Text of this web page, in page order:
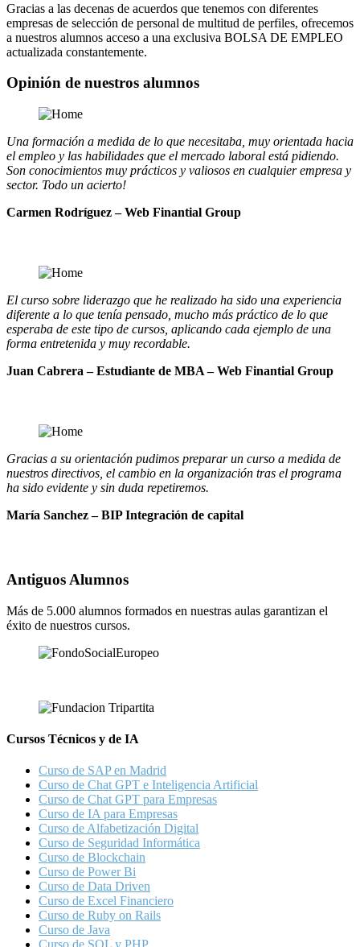
Gracias a las decenas de acuerdos que tenemos con diferentes
empresas de selección de personal de multitud de perfiles, ofrecemos
a nuestros alumnos acceso a una exclusiva BOLSA DE EMPLEO
actualizada constantemente.
Opinión de nuestros alumnos
Una formación a medida de lo que necesitaba, muy orientada hacia
el empleo y las habilidades que el mercado laboral está pidiendo.
Son conocimientos muy prácticos y valiosos en cualquier empresa y
sector. Todo un acierto!
Carmen Rodríguez – Web Finantial Group
El curso sobre liderazgo que he realizado ha sido una experiencia
diferente a lo que tenía pensado, mucho más práctico de lo que
esperaba de este tipo de cursos, aplicando cada ejemplo de una
forma entretenida y muy recordable.
Juan Cabrera – Estudiante de MBA – Web Finantial Group
Gracias a su orientación pudimos preparar un curso a medida de
nuestros directivos, el cambio en la organización tras el programa
ha sido evidente y sin duda repetiremos.
María Sanchez – BIP Integración de capital
Antiguos Alumnos
Más de 5.000 alumnos formados en nuestras aulas garantizan el
éxito de nuestros cursos.
Cursos Técnicos y de IA
Curso de SAP en Madrid
Curso de Chat GPT e Inteligencia Artificial
Curso de Chat GPT para Empresas
Curso de IA para Empresas
Curso de Alfabetización Digital
Curso de Seguridad Informática
Curso de Blockchain
Curso de Power Bi
Curso de Data Driven
Curso de Excel Financiero
Curso de Ruby on Rails
Curso de Java